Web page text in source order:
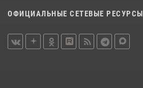
ОФИЦИАЛЬНЫЕ СЕТЕВЫЕ РЕСУРСЫ